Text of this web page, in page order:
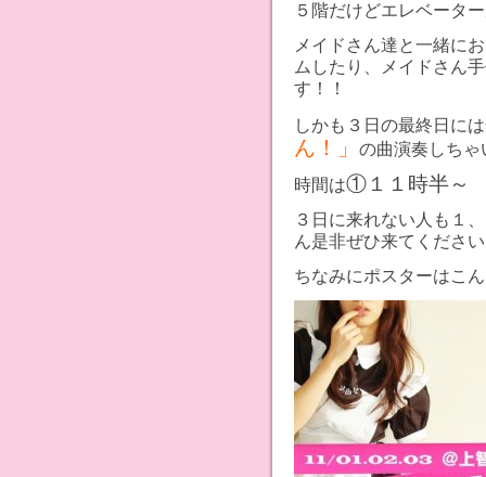
５階だけどエレベータ
メイドさん達と一緒に
ムしたり、メイドさん
す！！
しかも３日の最終日に
ん！」
の曲演奏しちゃ
時間は①１１時半～
３日に来れない人も１
ん是非ぜひ来てくださ
ちなみにポスターはこ